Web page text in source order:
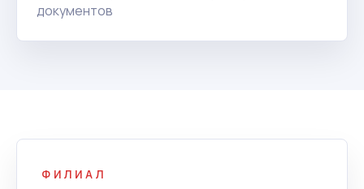
документов
ФИЛИАЛ